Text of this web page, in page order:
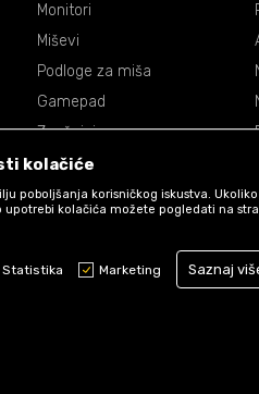
Monitori
Miševi
Podloge za miša
Gamepad
Zvučnici
Volani
Accessories
kolačiće
poboljšanja korisničkog iskustva.
upotrebi kolačića možete pogledati na
Statistika Marketing Saznaj